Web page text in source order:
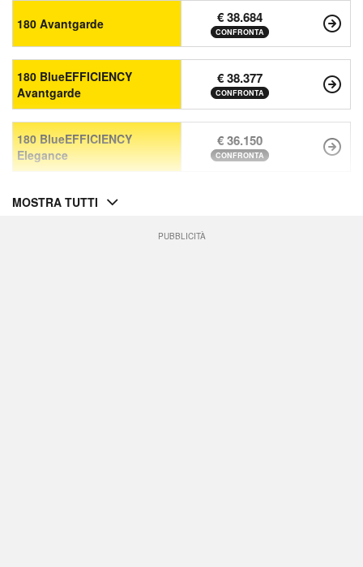
180 Avantgarde € 38.684
CONFRONTA
180 BlueEFFICIENCY
Avantgarde
€ 38.377
CONFRONTA
180 BlueEFFICIENCY
Elegance
€ 36.150
CONFRONTA
MOSTRA TUTTI
PUBBLICITÀ